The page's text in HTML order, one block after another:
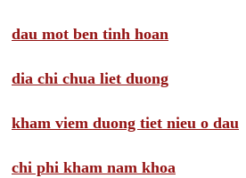
dau mot ben tinh hoan
dia chi chua liet duong
kham viem duong tiet nieu o dau
chi phi kham nam khoa